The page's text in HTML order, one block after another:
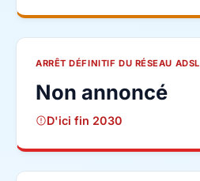
ARRÊT DÉFINITIF DU RÉSEAU ADSL
Non annoncé
D'ici fin 2030